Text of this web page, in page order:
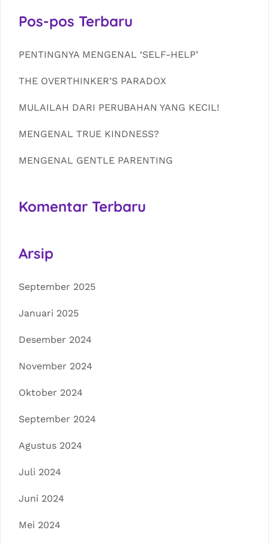
Pos-pos Terbaru
PENTINGNYA MENGENAL ‘SELF-HELP’
THE OVERTHINKER’S PARADOX
MULAILAH DARI PERUBAHAN YANG KECIL!
MENGENAL TRUE KINDNESS?
MENGENAL GENTLE PARENTING
Komentar Terbaru
Arsip
September 2025
Januari 2025
Desember 2024
November 2024
Oktober 2024
September 2024
Agustus 2024
Juli 2024
Juni 2024
Mei 2024